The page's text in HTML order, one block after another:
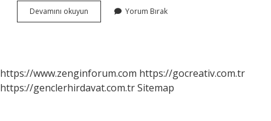
Devamını okuyun
Kalanlar
Yorum Bırak
https://www.zenginforum.com https://gocreativ.com.tr
https://genclerhirdavat.com.trSitemap